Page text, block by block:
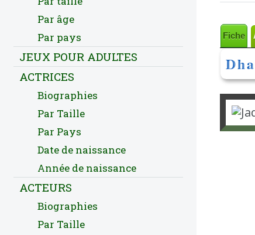
Fiche
Par âge
Par pays
JEUX POUR ADULTES
ACTRICES
Biographies
Par Taille
Par Pays
Date de naissance
Année de naissance
ACTEURS
Biographies
Par Taille